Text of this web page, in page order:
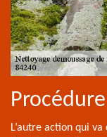
L’autre action qui